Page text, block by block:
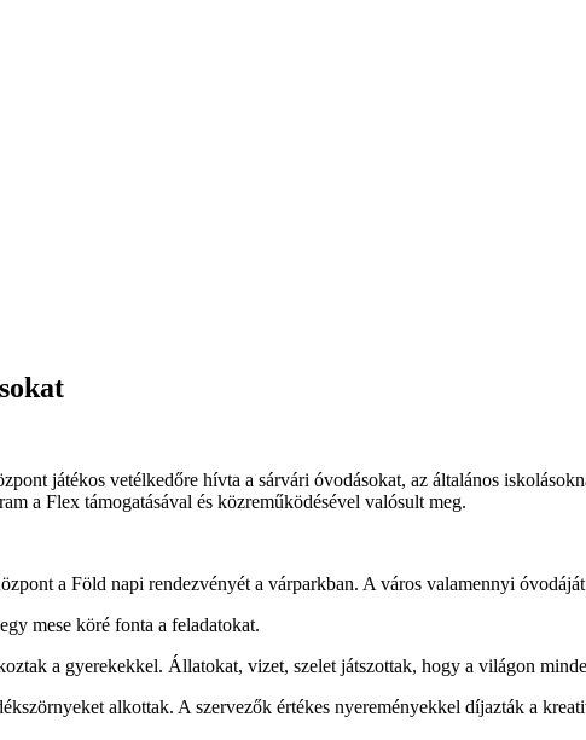
játékos vetélkedőre hívta a sárvári óvodásokat, az általános
a Flex támogatásával és közreműködésével valósult meg.
a Föld napi rendezvényét a várparkban. A város valamennyi
mese köré fonta a feladatokat.
a gyerekekkel. Állatokat, vizet, szelet játszottak, hogy a világon
alkottak. A szervezők értékes nyereményekkel díjazták a